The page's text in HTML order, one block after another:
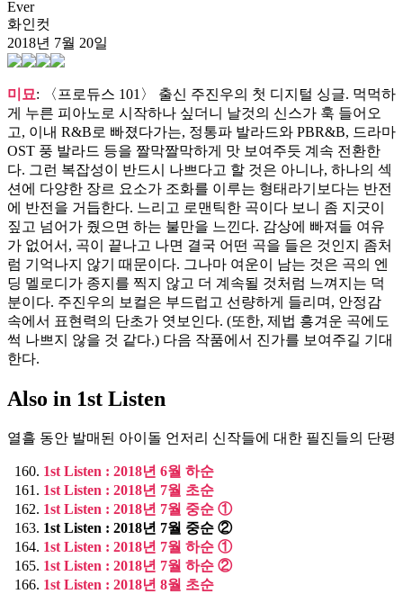
Ever
화인컷
2018년 7월 20일
미묘: 〈프로듀스 101〉 출신 주진우의 첫 디지털 싱글. 먹먹하
게 누른 피아노로 시작하나 싶더니 날것의 신스가 훅 들어오
고, 이내 R&B로 빠졌다가는, 정통파 발라드와 PBR&B, 드라마
OST 풍 발라드 등을 짤막짤막하게 맛 보여주듯 계속 전환한
다. 그런 복잡성이 반드시 나쁘다고 할 것은 아니나, 하나의 섹
션에 다양한 장르 요소가 조화를 이루는 형태라기보다는 반전
에 반전을 거듭한다. 느리고 로맨틱한 곡이다 보니 좀 지긋이
짚고 넘어가 줬으면 하는 불만을 느낀다. 감상에 빠져들 여유
가 없어서, 곡이 끝나고 나면 결국 어떤 곡을 들은 것인지 좀처
럼 기억나지 않기 때문이다. 그나마 여운이 남는 것은 곡의 엔
딩 멜로디가 종지를 찍지 않고 더 계속될 것처럼 느껴지는 덕
분이다. 주진우의 보컬은 부드럽고 선량하게 들리며, 안정감
속에서 표현력의 단초가 엿보인다. (또한, 제법 흥겨운 곡에도
썩 나쁘지 않을 것 같다.) 다음 작품에서 진가를 보여주길 기대
한다.
Also in 1st Listen
열흘 동안 발매된 아이돌 언저리 신작들에 대한 필진들의 단평
1st Listen : 2018년 6월 하순
1st Listen : 2018년 7월 초순
1st Listen : 2018년 7월 중순 ①
1st Listen : 2018년 7월 중순 ②
1st Listen : 2018년 7월 하순 ①
1st Listen : 2018년 7월 하순 ②
1st Listen : 2018년 8월 초순